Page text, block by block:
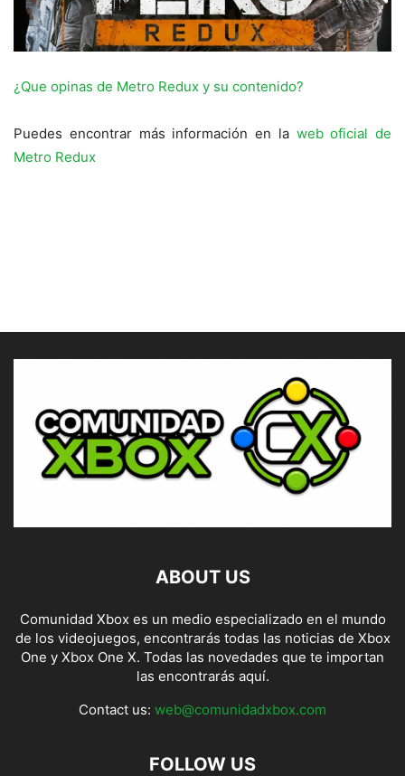
¿Que opinas de Metro Redux y su contenido?
Puedes encontrar más información en la web oficial de
Metro Redux
ABOUT US
Comunidad Xbox es un medio especializado en el mundo
de los videojuegos, encontrarás todas las noticias de Xbox
One y Xbox One X. Todas las novedades que te importan
las encontrarás aquí.
Contact us: web@comunidadxbox.com
FOLLOW US